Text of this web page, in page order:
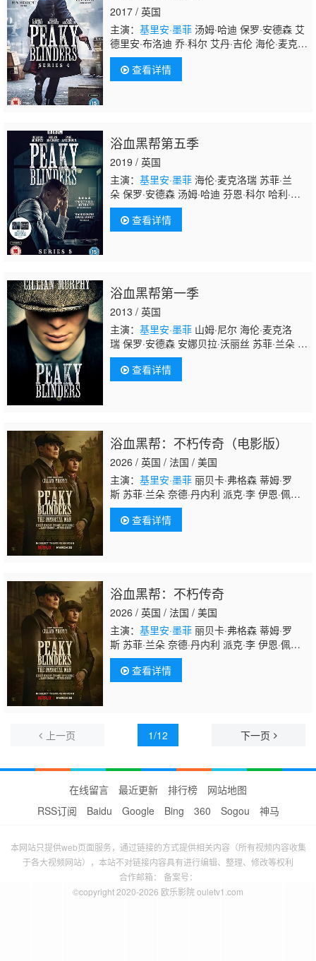
2017 / 英国
主演： 基里安·墨菲汤姆·哈迪 保罗·安德森 艾
德里安·布洛迪 乔·科尔 艾丹·吉伦 海伦·麦克洛
瑞 夏莉·墨菲 托比·阿尔莫 娜塔莎·奥基弗 芬恩
·科尔 艾米-费欧‧爱德华兹 詹姆斯·布罗格
登 安德鲁·卡利 詹森·克拉克 马特·埃默里 苏菲
查看详情
浴血黑帮第五季
2019 / 英国
主演： 基里安·墨菲海伦·麦克洛瑞 苏菲·兰
朵 保罗·安德森 汤姆·哈迪 芬恩·科尔 哈利·克
登 娜塔莎·奥基弗 安雅·泰勒-乔伊 安娜贝拉·沃
丽丝 凯特·菲利普斯 艾丹·吉伦 山姆·克拉弗
林 布莱恩·格里森 杰克·罗文 尼尔·马斯克尔 凯
查看详情
浴血黑帮第一季
2013 / 英国
主演： 基里安·墨菲山姆·尼尔 海伦·麦克洛
瑞 保罗·安德森 安娜贝拉·沃丽丝 苏菲·兰朵 奈
德·丹内利 乔·科尔 芬恩·科尔 哈利·克登 娜塔
莎·奥基弗 托尼·皮茨 艾米-费欧‧爱德华兹 乔
丹·博尔格 凯特·菲利普斯 本杰明·西番雅 伊多·
·罗文 Ian Peck Packy Lee
查看详情
浴血黑帮：不朽传奇（电影版）
2026 / 英国 / 法国 / 美国
主演： 基里安·墨菲丽贝卡·弗格森 蒂姆·罗
斯 苏菲·兰朵 奈德·丹内利 派克·李 伊恩·佩
克 杰伊·利库戈 巴里·基奥恩 斯蒂芬·格拉汉
姆 萨米·乔纳斯·希尼 鲁比·阿什伯恩·瑟金斯 山
姆·贝克-琼斯 卡斯珀·希尔顿-希勒 马丁·安格鲍
查看详情
浴血黑帮：不朽传奇
2026 / 英国 / 法国 / 美国
主演： 基里安·墨菲丽贝卡·弗格森 蒂姆·罗
斯 苏菲·兰朵 奈德·丹内利 派克·李 伊恩·佩
克 杰伊·利库戈 巴里·基奥恩 斯蒂芬·格拉汉
姆 萨米·乔纳斯·希尼 鲁比·阿什伯恩·瑟金斯 山
姆·贝克-琼斯 卡斯珀·希尔顿-希勒 马丁·安格鲍
查看详情
上一页 1/12 下一页
在线留言 最近更新 排行榜
网站地图
RSS订阅
Baidu Google Bing 360 Sogou 神马
本网站只提供web页面服务，通过链接的方式提供相关内容（所有视频内容收集
于各大视频网站），本站不对链接内容具有进行编辑、整理、修改等权利
合作邮箱： 备案号：
©copyright 2020-2026 欧乐影院 ouletv1.com